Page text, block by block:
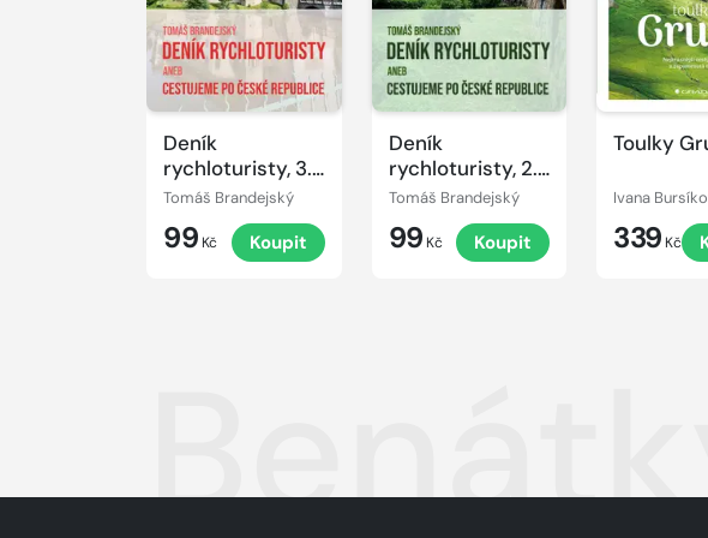
Deník
rychloturisty, 3.
díl: Kraje
Jihočeský,
Vysočina,
Olomoucký a
Tomáš Brandejský
99 Kč Koupit
Deník
rychloturisty, 2.
díl: Kraje
Plzeňský,
Královéhradecký,
Středočeský a
Tomáš Brandejský
99 Kč Koupit
Toulky
Ivana
339 Kč